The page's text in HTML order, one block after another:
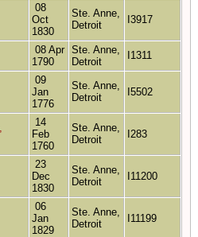
08
Oct
1830
Ste. Anne,
Detroit
I3917
08 Apr
1790
Ste. Anne,
Detroit
I1311
09
Jan
1776
Ste. Anne,
Detroit
I5502
14
Feb
1760
Ste. Anne,
Detroit
I283
23
Dec
1830
Ste. Anne,
Detroit
I11200
06
Jan
1829
Ste. Anne,
Detroit
I11199